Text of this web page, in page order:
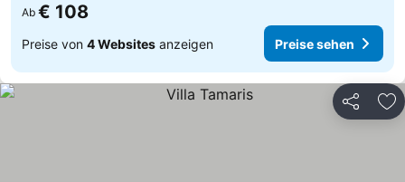
Ab € 108
Preise von 4 Websites anzeigen Preise sehen
Teilen